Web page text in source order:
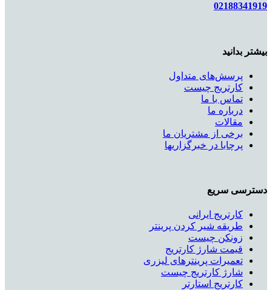
02188341919
بیشتر بدانید
پرسش‌های متداول
کارتریج چیست
تماس با ما
درباره ما
مقالات
برخی از مشتریان ما
پرچابا در خبرگزاریها
دسترسی سریع
کارتریج ایرانی
طریقه شیر کردن پرینتر
زونکن چیست
قیمت شارژ کارتریج
تعمیرات پرینترهای لیزری
شارژ کارتریج چیست
کارتریج استارتر